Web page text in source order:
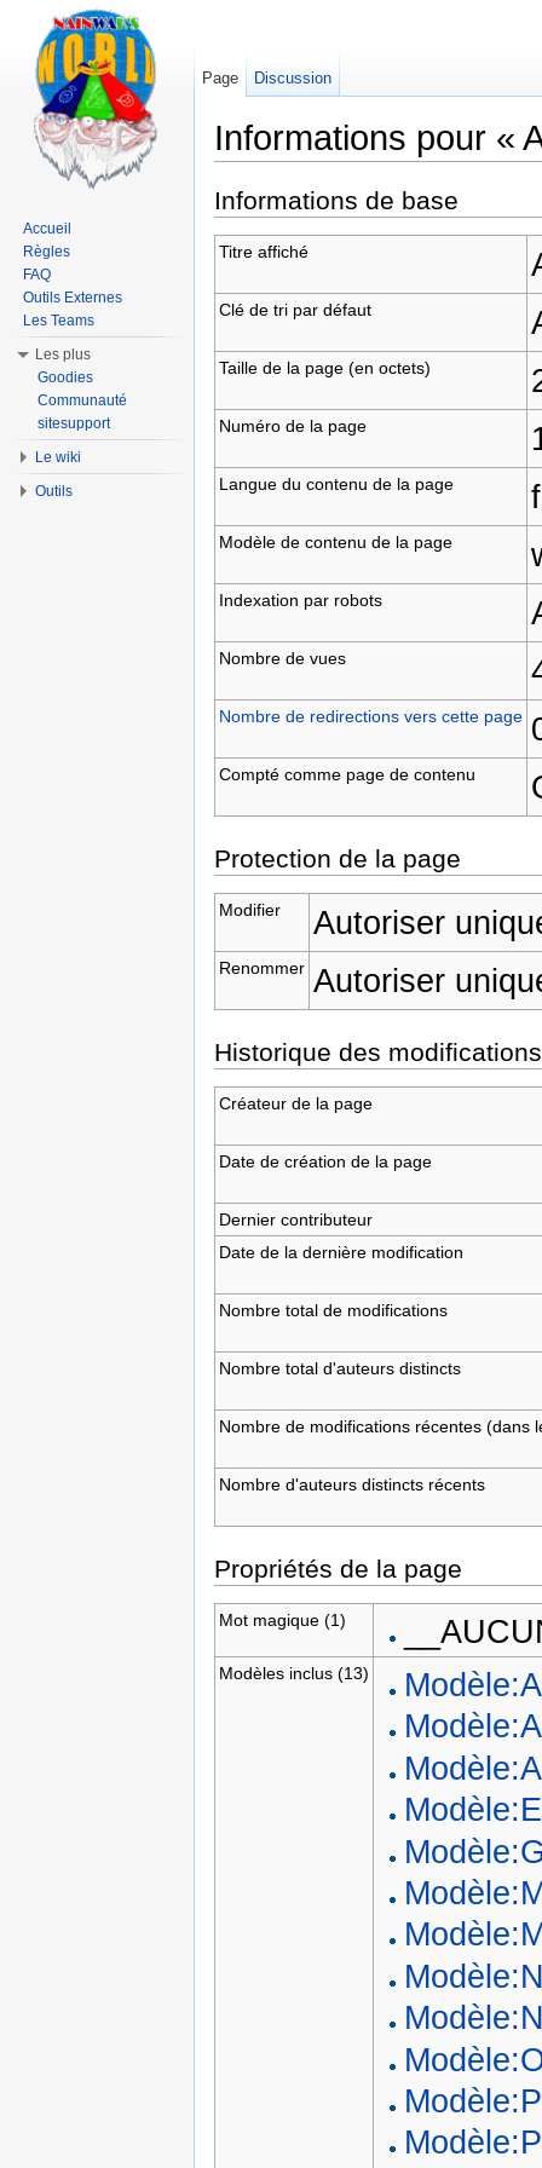
Informations pour «
Informations de base
Titre affiché
Clé de tri par défaut
Taille de la page (en octets)
Numéro de la page
Langue du contenu de la page
Modèle de contenu de la page
Indexation par robots
Nombre de vues
Nombre de redirections vers cette page
Compté comme page de contenu
Protection de la page
Modifier Autoriser
Renommer Autoriser
Historique des modifications
Créateur de la page
Date de création de la page
Dernier contributeur
Date de la dernière modification
Nombre total de modifications
Nombre total d'auteurs distincts
Nombre de modifications récentes (dans
Nombre d'auteurs distincts récents
Propriétés de la page
Mot magique (1)
Modèles inclus (13)
Page Discussion
Accueil
Règles
FAQ
Outils Externes
Les Teams
Les plus
Goodies
Communauté
sitesupport
Le wiki
Outils